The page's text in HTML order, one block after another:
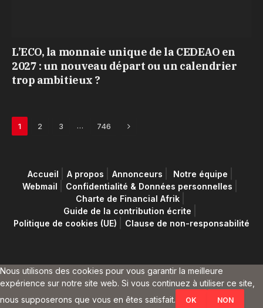
L’ECO, la monnaie unique de la CEDEAO en
2027 : un nouveau départ ou un calendrier
trop ambitieux ?
1 2 3 … 746 Next
Accueil A propos Annonceurs
Notre équipe
Webmail
Confidentialité & Données personnelles
Charte de Financial Afrik
Guide de la contribution écrite
Politique de cookies (UE)
Clause de non-responsabilité
Nous utilisons des cookies pour vous garantir la meilleure
expérience sur notre site web. Si vous continuez à utiliser ce site,
nous supposerons que vous en êtes satisfait.
OK NON